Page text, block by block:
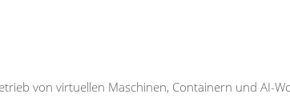
von virtuellen Maschinen, Containern und AI-